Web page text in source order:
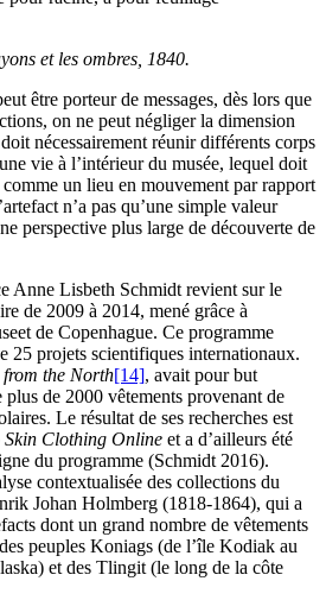
et les ombres , 1840.
être porteur de messages, dès lors que
on ne peut négliger la dimension
nécessairement réunir différents corps
vie à l’intérieur du musée, lequel doit
un lieu en mouvement par rapport
n’a pas qu’une simple valeur
perspective plus large de découverte de
Anne Lisbeth Schmidt revient sur le
de 2009 à 2014, mené grâce à
de Copenhague. Ce programme
25 projets scientifiques internationaux.
the North[14], avait pour but
de 2000 vêtements provenant de
Le résultat de ses recherches est
Skin Clothing Online et a d’ailleurs été
du programme (Schmidt 2016).
contextualisée des collections du
Johan Holmberg (1818-1864), qui a
dont un grand nombre de vêtements
peuples Koniags (de l’île Kodiak au
et des Tlingit (le long de la côte